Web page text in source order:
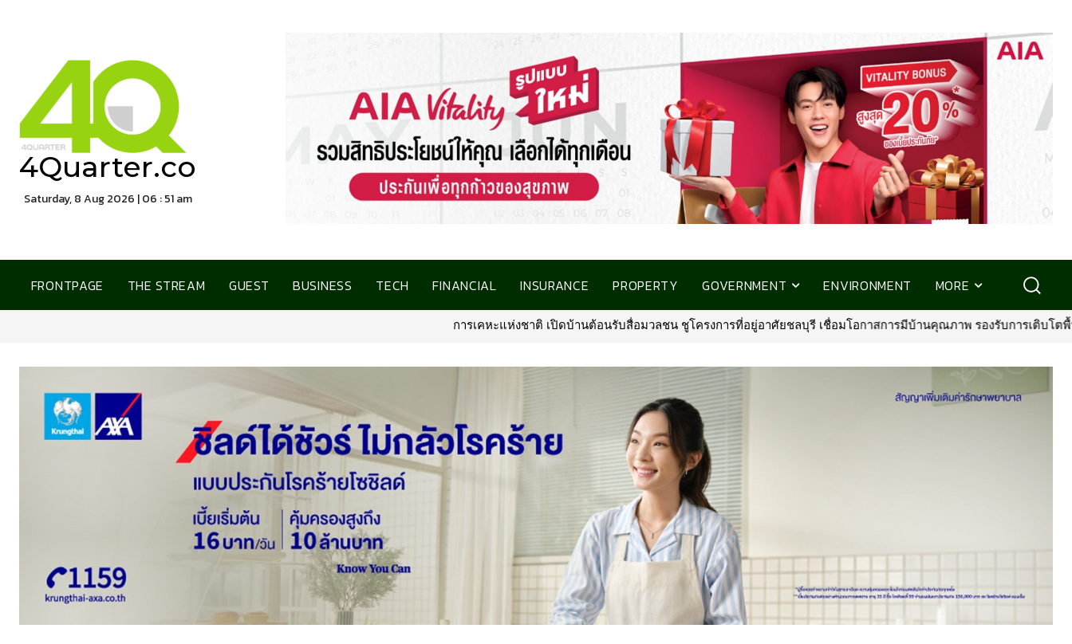
4Quarter.co
Saturday, 8 Aug 2026 | 06 : 51 am
FRONTPAGE THE STREAM GUEST BUSINESS TECH FINANCIAL INSURANCE PROPERTY GOVERNMENT ENVIRONMENT MORE
การเคหะแห่งชาติ เปิดบ้านต้อนรับสื่อมวลชน ชูโครงการที่อยู่อาศัยชลบุรี เชื่อมโอกาสการมีบ้านคุณภาพ รองรับการเติบโตพื้นที่ EEC•พรูเด็นเชียล ประเทศไทย จับมือ